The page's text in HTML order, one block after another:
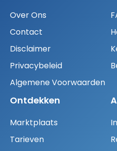
Over Ons
Contact
Disclaimer
Privacybeleid
Algemene Voorwaarden
Ontdekken
Marktplaats
Tarieven